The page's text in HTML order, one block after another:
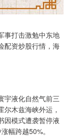
事打击激勉中东地
配资炒股行情，海
宇液化自然气前三
木兹海峡外运，
因模式遭袭暂停液
幅跨越50%。